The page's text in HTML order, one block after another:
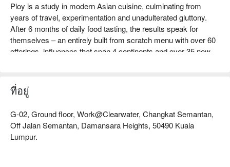
Ploy is a study in modern Asian cuisine, culminating from
years of travel, experimentation and unadulterated gluttony.
After 6 months of daily food tasting, the results speak for
themselves – an entirely built from scratch menu with over 60
offerings, influences that span 4 continents and over 35 new
not-so-Asian dishes.
We recommend you always order a variety of dishes and
ที่อยู่
G-02, Ground floor, Work@Clearwater, Changkat Semantan,
Off Jalan Semantan, Damansara Heights, 50490 Kuala
Lumpur.